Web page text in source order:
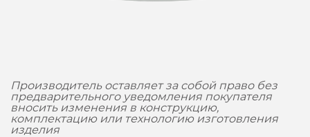
Производитель оставляет за собой право без
предварительного уведомления покупателя
вносить изменения в конструкцию,
комплектацию или технологию изготовления
изделия